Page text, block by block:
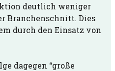
deutlich weniger
Branchenschnitt. Dies
durch den Einsatz von
dagegen “große